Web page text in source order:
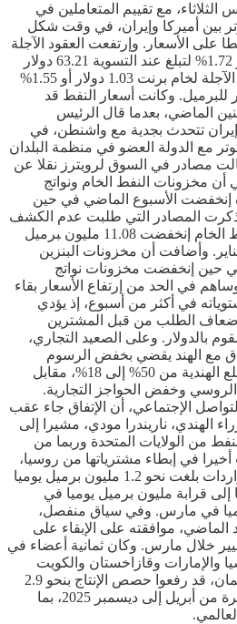
مع تقييم المتعاملين في
بين أميركا وإيران، في وقت شكل
على الأسعار. وإرتفعت العقود الآجلة
للخام الأمريكي 1.07 دولار أو 1.72% لتبلغ عند التسوية 63.21 دولار
للبرميل، كما إرتفعت العقود الآجلة لخام برنت 1.03 دولار أو 1.55%
التسوية 67.33 دولار للبرميل. وكانت أسعار النفط قد
يوم الإثنين الماضي، بعدما قال الرئيس
إيران تتحدث بجدية مع واشنطن، في
مع الدولة العضو في منظمة البلدان
مصادر في السوق لرويترز نقلا عن
أن مخزونات ‌النفط الخام ونواتج
إنخفضت الأسبوع الماضي في حين
المصادر ‌التي طلبت عدم الكشف
عن هويتها أن مخزونات النفط الخام إنخفضت 11.08 مليون ‍برميل
الأسبوع ​المنتهي في 30 يناير. وأضافت أن مخزونات البنزين
‌برميل في ‌حين إنخفضت مخزونات نواتج
برميل. وساهم في الحد من إرتفاع الأسعار بقاء
في أكثر من أسبوع، إذ يؤدي
إضعاف الطلب من قبل المشترين
بالدولار. وعلى الصعيد التجاري،
مع الهند يقضي بخفض الرسوم
الجمركية الأميركية على السلع الهندية من 50% إلى 18%، مقابل
وخفض الحواجز التجارية.
الإجتماعي، أن الإتفاق جاء عقب
الهندي، ناريندرا مودي، مشيرا إلى
من الولايات المتحدة وربما من
أخيرا في إبطاء مشترياتها من روسيا،
إذ أظهر تقرير لرويترز أن الواردات بلغت نحو 1.2 مليون برميل يوميا
إلى قرابة مليون برميل يوميا في
برميل يوميا في مارس. وفي سياق منفصل،
الماضي، موافقته على الإبقاء على
خلال مارس. وكان ثمانية أعضاء في
والإمارات وقازاخستان والكويت
والعراق والجزائر وسلطنة عمان، قد رفعوا حصص الإنتاج بنحو 2.9
مليون برميل يوميا خلال الفترة من أبريل إلى ديسمبر 2025، بما